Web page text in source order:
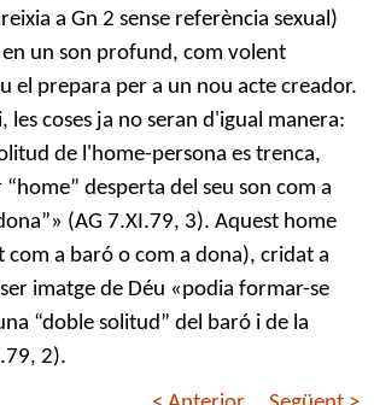
a Gn 2 sense referència sexual)
en un son profund, com volent
el prepara per a un nou acte creador.
les coses ja no seran d'igual manera:
de l'home-persona es trenca,
desperta del seu son com a
(AG 7.XI.79, 3). Aquest home
com a baró o com a dona), cridat a
imatge de Déu «podia formar-se
“doble solitud” del baró i de la
2).